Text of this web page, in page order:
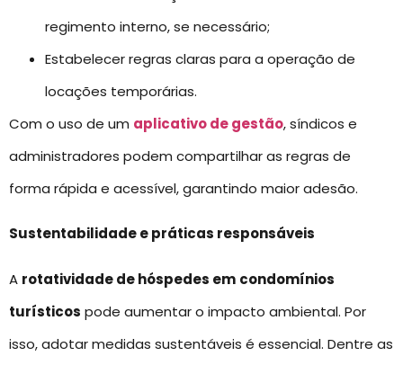
regimento interno, se necessário;
Estabelecer regras claras para a operação de
locações temporárias.
Com o uso de um aplicativo de gestão, síndicos e
administradores podem compartilhar as regras de
forma rápida e acessível, garantindo maior adesão.
Sustentabilidade e práticas responsáveis
A rotatividade de hóspedes em condomínios
turísticos pode aumentar o impacto ambiental. Por
isso, adotar medidas sustentáveis é essencial. Dentre as